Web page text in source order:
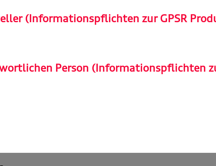
(Informationspflichten zur GPSR
Person (Informationspflichten